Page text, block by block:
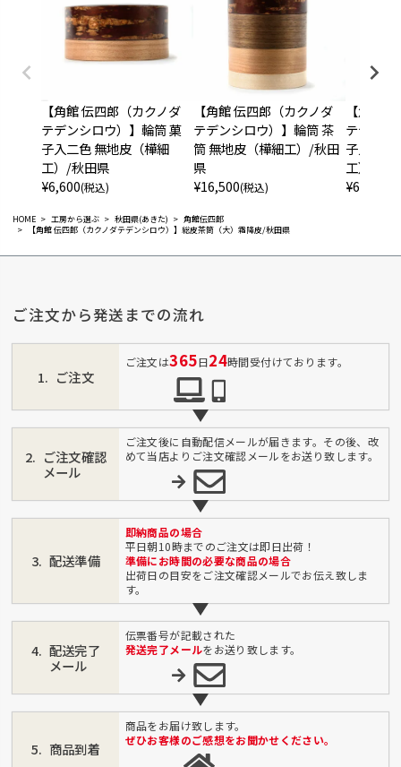
HOME 工房から選ぶ 秋田県(あきた)
角館伝四郎
【角館 伝四郎（カクノダテデンシロウ）】総皮茶筒（大）霜降皮/秋田県
【角館 伝四郎（カクノダ
テデンシロウ）】輪筒 菓
子入二色 無地皮（樺細
工）/秋田県
¥6,600(税込)
【角館 伝四郎（カクノダ
テデンシロウ）】輪筒 茶
筒 無地皮（樺細工）/秋田
県
¥16,500(税込)
【角館
テデンシ
子入二色
工）/秋
¥6,600
ご注文から発送までの流れ
ご注文
ご注文は365日24時間受付けております。
ご注文確認
メール
ご注文後に自動配信メールが届きます。その後、改
めて当店よりご注文確認メールをお送り致します。
配送準備
即納商品の場合
平日朝10時までのご注文は即日出荷！
準備にお時間の必要な商品の場合
出荷日の目安をご注文確認メールでお伝え致しま
す。
配送完了
メール
伝票番号が記載された
発送完了メールをお送り致します。
商品到着
商品をお届け致します。
ぜひお客様のご感想をお聞かせください。